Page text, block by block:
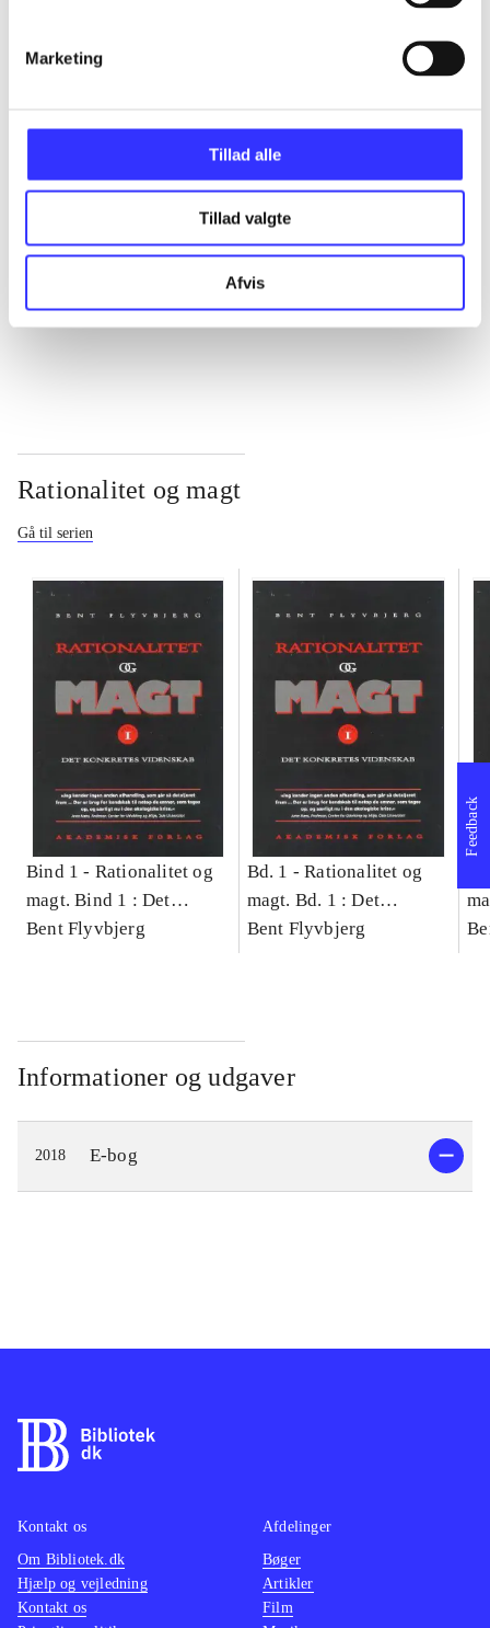
Marketing
Tillad alle
Tillad valgte
Afvis
...
...
Rationalitet og magt
Gå til serien
Bind 1 - Rationalitet og
magt. Bind 1 : Det
konkretes videnskab
Bent Flyvbjerg
Bd. 1 -Rationalitet og
magt. Bd. 1 : Det
konkretes videnskab
Bent Flyvbjerg
Informationer og udgaver
2018 E-bog
Feedback
Kontakt os
Om Bibliotek.dk
Hjælp og vejledning
Kontakt os
Afdelinger
Bøger
Artikler
Film